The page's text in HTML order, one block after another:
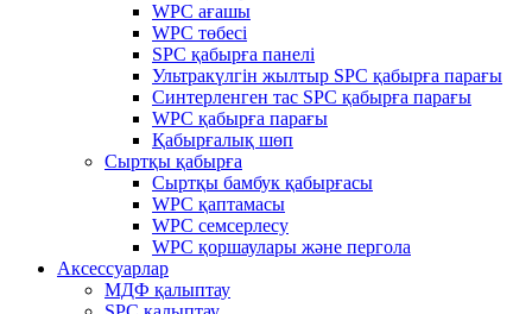
WPC ағашы
WPC төбесі
SPC қабырға панелі
Ультракүлгін жылтыр SPC қабырға парағы
Синтерленген тас SPC қабырға парағы
WPC қабырға парағы
Қабырғалық шөп
Сыртқы қабырға
Сыртқы бамбук қабырғасы
WPC қаптамасы
WPC семсерлесу
WPC қоршаулары және пергола
Аксессуарлар
МДФ қалыптау